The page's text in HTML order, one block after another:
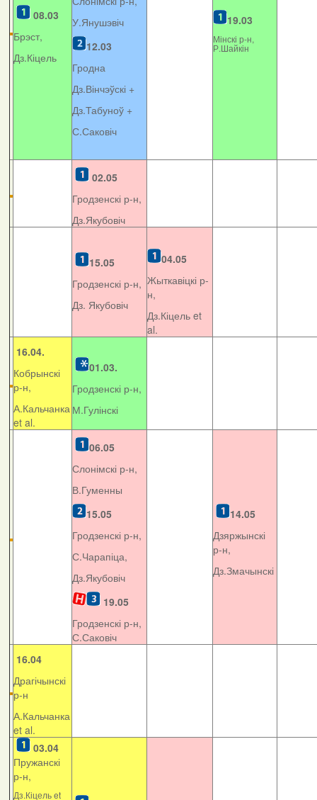
08.03
Брэст,
Дз.Кіцель
У.Янушэвіч
12.03
Гродна
Дз.Вінчэўскі +
Дз.Табуноў +
С.Саковіч
19.03
Мінскі р-н,
Р.Шайкін
02.05
Гродзенскі р-н,
Дз.Якубовіч
15.05
Гродзенскі р-н,
Дз. Якубовіч
04.05
Жыткавіцкі р-
н,
Дз.Кіцель et
al.
16.04.
Кобрынскі
р-н,
А.Кальчанка
et al.
01.03.
Гродзенскі р-н,
М.Гулінскі
06.05
Слонімскі р-н,
В.Гуменны
15.05
Гродзенскі р-н,
С.Чарапіца,
Дз.Якубовіч
19.05
Гродзенскі р-н,
С.Саковіч
14.05
Дзяржынскі
р-н,
Дз.Змачынскі
16.04
Драгічынскі
р-н
А.Кальчанка
et al.
03.04
Пружанскі
р-н,
Дз.Кіцель et